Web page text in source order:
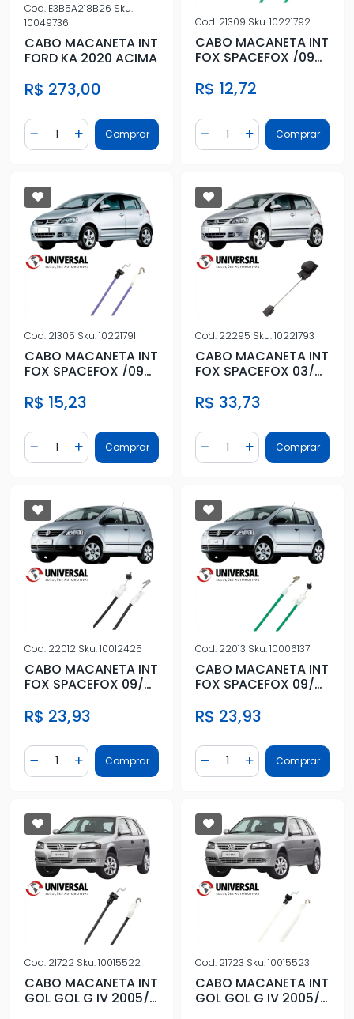
Cod. E3B5A218B26 Sku.
10049736
CABO MACANETA INT
FORD KA 2020 ACIMA
R$ 273,00
Diminuir Quantidade
Quantidade
Adicionar Quantidade
Comprar
Cod. 21309 Sku.10221792
CABO MACANETA INT
FOX SPACEFOX /09
R$ 12,72
Diminuir Quantidade
Quantidade
AdicionarComprar
Cod. 21305 Sku.10221791
CABO MACANETA INT
FOX SPACEFOX /09
R$ 15,23
Diminuir Quantidade
Quantidade
Adicionar Quantidade
Comprar
Cod. 22295 Sku.10221793
CABO MACANETA INT
FOX SPACEFOX 03/
ESQ/DIR
R$ 33,73
Diminuir Quantidade
Quantidade
AdicionarComprar
Cod. 22012 Sku.10012425
CABO MACANETA INT
FOX SPACEFOX 09/
R$ 23,93
Diminuir Quantidade
Quantidade
Adicionar Quantidade
Comprar
Cod. 22013 Sku.10006137
CABO MACANETA INT
FOX SPACEFOX 09/
R$ 23,93
Diminuir Quantidade
Quantidade
AdicionarComprar
Cod. 21722 Sku.10015522
CABO MACANETA INT
GOL GOL G IV 2005/
Cod. 21723 Sku.10015523
CABO MACANETA INT
GOL GOL G IV 2005/